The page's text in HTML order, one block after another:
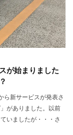
が始まりました
ら新サービスが発表さ
がありました。以前
いましたが・・・さ